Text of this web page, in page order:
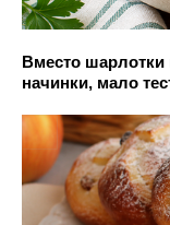
Вместо
начинки, мало